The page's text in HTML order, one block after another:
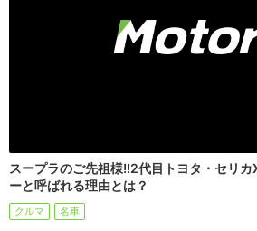
スープラのご先祖様!!2代目トヨタ・セリ
ーと呼ばれる理由とは？
クルマ 名車